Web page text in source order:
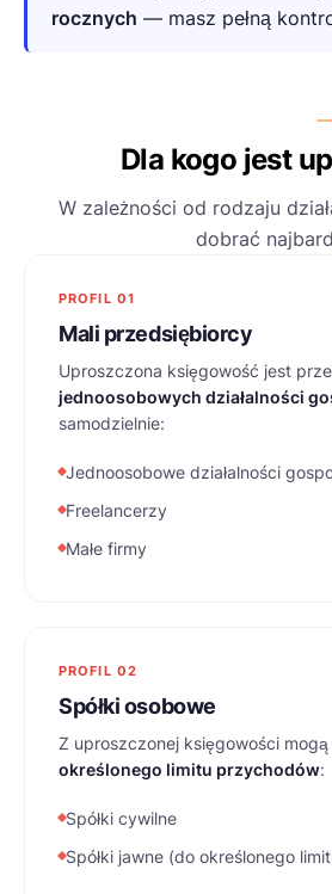
rocznych — masz pełną
Dla kogo jest
W zależności od rodzaju
dobrać
PROFIL 01
Mali przedsiębiorcy
Uproszczona księgowość jest
jednoosobowych działalności
samodzielnie:
Jednoosobowe działalności
Freelancerzy
Małe firmy
PROFIL 02
Spółki osobowe
Z uproszczonej księgowości
określonego limitu przychodów:
Spółki cywilne
Spółki jawne (do określonego